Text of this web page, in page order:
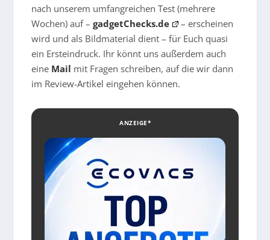
nach unserem umfangreichen Test (mehrere
Wochen) auf –gadgetChecks.de
– erscheinen
wird und als Bildmaterial dient – für Euch quasi
ein Ersteindruck. Ihr könnt uns außerdem auch
eine Mail mit Fragen schreiben, auf die wir dann
im Review-Artikel eingehen können.
ANZEIGE*